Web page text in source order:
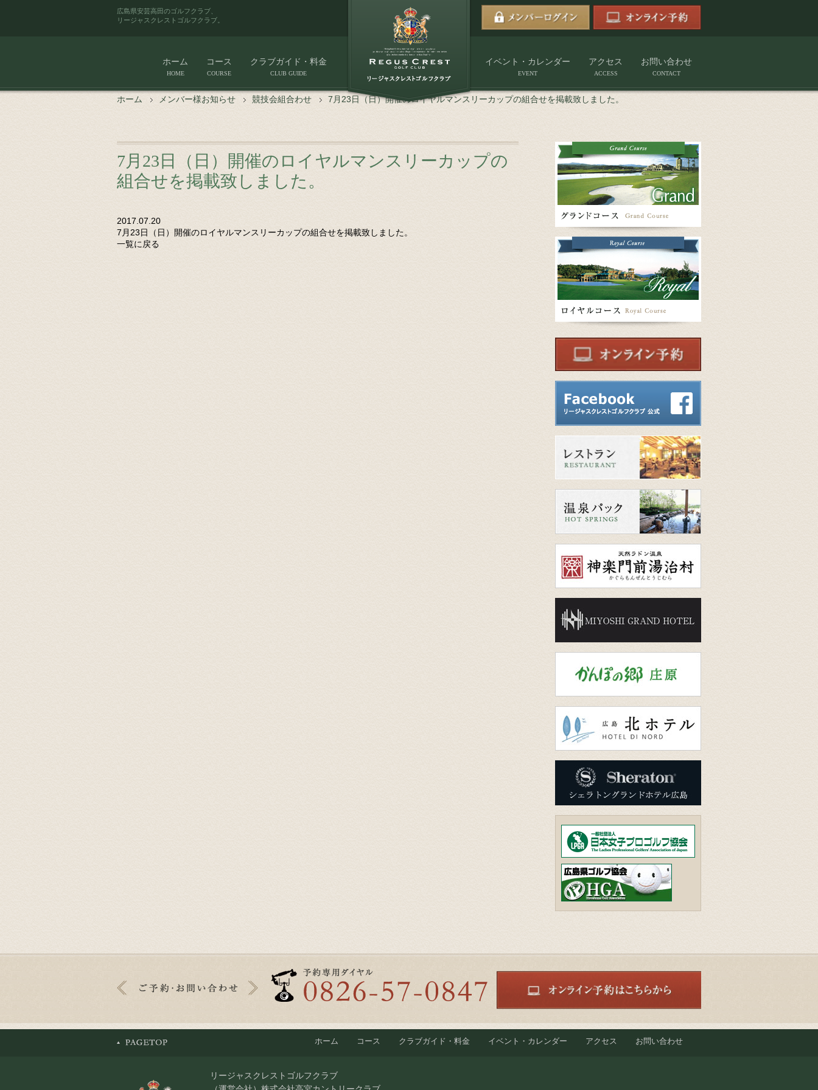
広島県安芸高田のゴルフクラブ、
リージャスクレストゴルフクラブ。
ホーム
HOME
コース
COURSE
クラブガイド・料金
CLUB GUIDE
イベント・カレンダー
EVENT
アクセス
ACCESS
お問い合わせ
CONTACT
ホーム メンバー様お知らせ 競技会組合わせ 7月23日（日）開催のロイヤルマンスリーカップの組合せを掲載致しました。
7月23日（日）開催のロイヤルマンスリーカップの
組合せを掲載致しました。
2017.07.20
7月23日（日）開催のロイヤルマンスリーカップの組合せを掲載致しました。
一覧に戻る
ホーム コース クラブガイド・料金 イベント・カレンダー アクセス お問い合わせ
リージャスクレストゴルフクラブ